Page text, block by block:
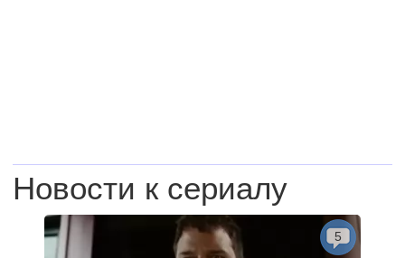
Новости к сериалу
5